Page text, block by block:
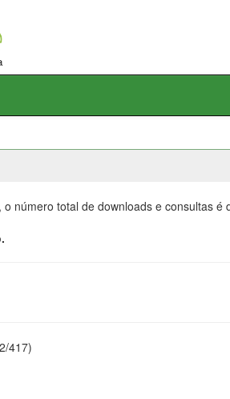
número total de downloads e consultas
417)